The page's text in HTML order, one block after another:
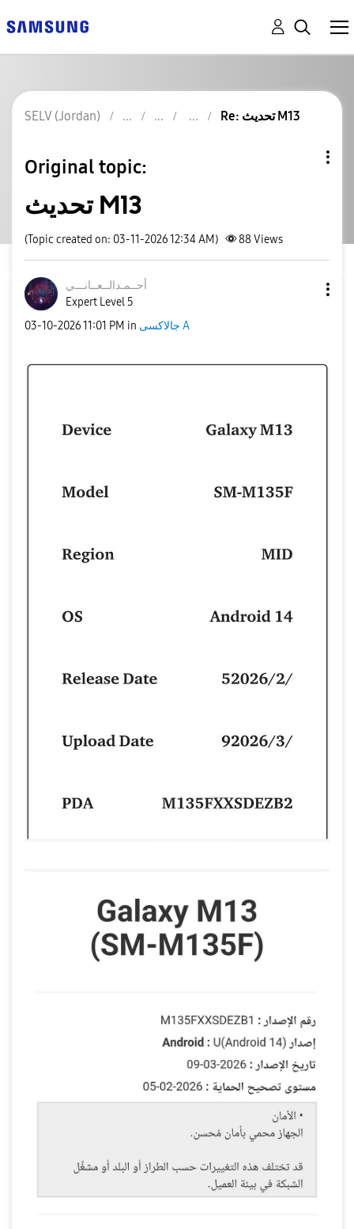
SELV (Jordan) Re: تحديث M13
Original topic:
تحديث M13
(Topic created on: 03-11-2026 12:34 AM) 88Views
أحــمـدالــعــانـــي
Expert Level 5
‎03-10-202611:01 PM in جالاكسى A